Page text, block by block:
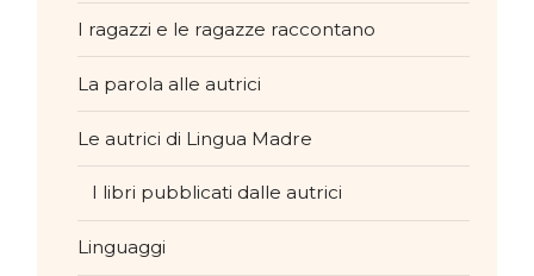
I ragazzi e le ragazze raccontano
La parola alle autrici
Le autrici di Lingua Madre
I libri pubblicati dalle autrici
Linguaggi